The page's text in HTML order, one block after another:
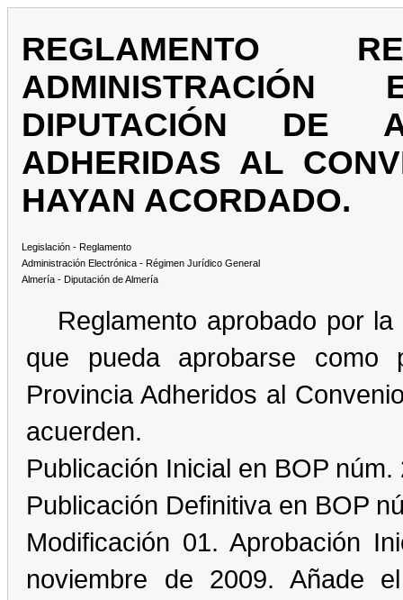
REGLAMENTO
DIPUTACIÓN DE
ADHERIDAS AL
HAYAN ACORDADO.
Legislación - Reglamento
Administración Electrónica - Régimen Jurídico General
Almería - Diputación de Almería
Reglamento aprobado por
que pueda aprobarse
Provincia Adheridos al
acuerden.
Publicación Inicial en BOP
Publicación Definitiva en BOP
Modificación 01. Aprobación
noviembre de 2009. Añade